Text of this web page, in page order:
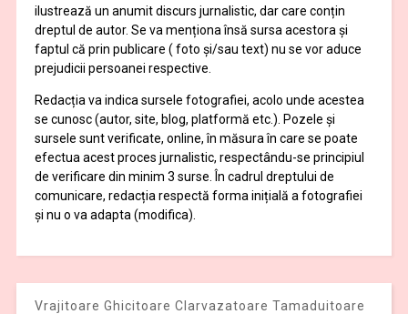
ilustrează un anumit discurs jurnalistic, dar care conțin
dreptul de autor. Se va menționa însă sursa acestora și
faptul că prin publicare ( foto și/sau text) nu se vor aduce
prejudicii persoanei respective.
Redacția va indica sursele fotografiei, acolo unde acestea
se cunosc (autor, site, blog, platformă etc.). Pozele și
sursele sunt verificate, online, în măsura în care se poate
efectua acest proces jurnalistic, respectându-se principiul
de verificare din minim 3 surse. În cadrul dreptului de
comunicare, redacția respectă forma inițială a fotografiei
și nu o va adapta (modifica).
Vrajitoare Ghicitoare Clarvazatoare Tamaduitoare